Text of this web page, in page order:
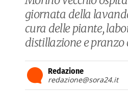
giornata della
cura delle piante,
distillazione e pranzo
Redazione
redazione@sora24.it